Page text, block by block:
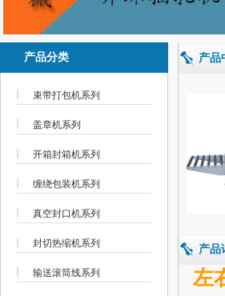
产品分类
束带打包机系列
盖章机系列
开箱封箱机系列
缠绕包装机系列
真空封口机系列
封切热缩机系列
输送滚筒线系列
产品
产品
左